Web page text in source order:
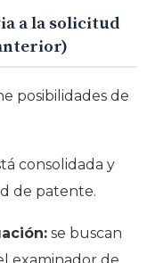
a la solicitud
posibilidades de
consolidada y
de patente.
se buscan